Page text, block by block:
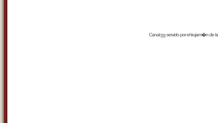
Canalrssservido por eltrujam�nde